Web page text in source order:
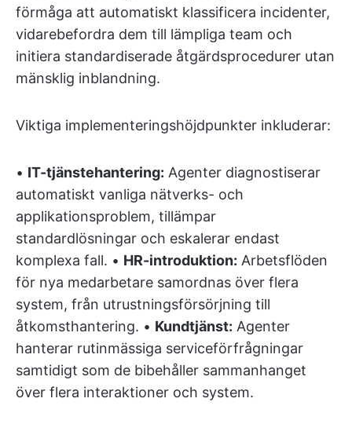
förmåga att automatiskt klassificera incidenter,
vidarebefordra dem till lämpliga team och
initiera standardiserade åtgärdsprocedurer utan
mänsklig inblandning.
Viktiga implementeringshöjdpunkter inkluderar:
• IT-tjänstehantering: Agenter diagnostiserar
automatiskt vanliga nätverks- och
applikationsproblem, tillämpar
standardlösningar och eskalerar endast
komplexa fall. • HR-introduktion: Arbetsflöden
för nya medarbetare samordnas över flera
system, från utrustningsförsörjning till
åtkomsthantering. • Kundtjänst: Agenter
hanterar rutinmässiga serviceförfrågningar
samtidigt som de bibehåller sammanhanget
över flera interaktioner och system.